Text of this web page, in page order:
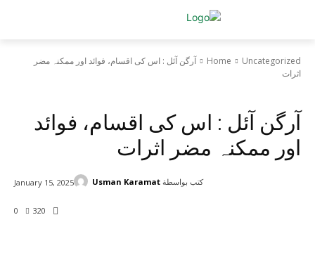
Home Uncategorized
آرگن آئل : اس کی اقسام، فوائد اور ممکنہ مضر
اثرات
آرگن آئل : اس کی اقسام، فوائد
اور ممکنہ مضر اثرات
0 320
January 15, 2025 كتب بواسطة Usman Karamat